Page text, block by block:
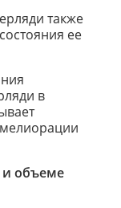
также
ее
в
и объеме